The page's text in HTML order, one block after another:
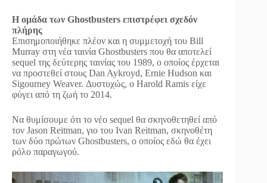
Η ομάδα των Ghostbusters επιστρέφει σχεδόν
πλήρης
Επισημοποιήθηκε πλέον και η συμμετοχή του Bill
Murray στη νέα ταινία Ghostbusters που θα αποτελεί
sequel της δεύτερης ταινίας του 1989, ο οποίος έρχεται
να προστεθεί στους Dan Aykroyd, Ernie Hudson και
Sigourney Weaver. Δυστυχώς, ο Harold Ramis είχε
φύγει από τη ζωή το 2014.
Να θυμίσουμε ότι το νέο sequel θα σκηνοθετηθεί από
τον Jason Reitman, γιο του Ivan Reitman, σκηνοθέτη
των δύο πρώτων Ghostbusters, ο οποίος εδώ θα έχει
ρόλο παραγωγού.